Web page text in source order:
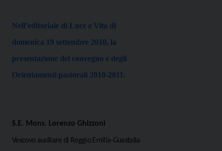
Nell’editoriale di Luce e Vita di
domenica 19 settembre 2010, la
presentazione del convegno e degli
Orientamenti pastorali 2010-2011.
S.E. Mons. Lorenzo Ghizzoni
Vescovo ausiliare di Reggio Emilia-Guastalla